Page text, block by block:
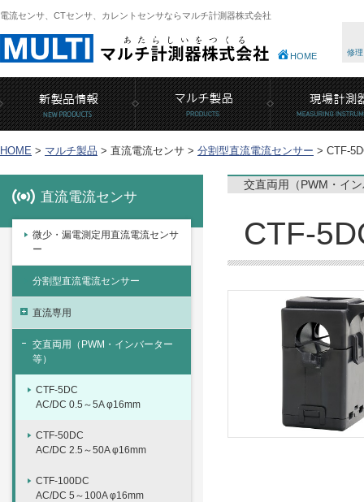
電流センサ、CTセンサ、カレントセンサならマルチ計測器株式会社
HOME 修
HOME > マルチ製品 > 直流電流センサ > 分割型直流電流センサー > CTF-
直流電流センサ
微少・漏電測定用直流電流センサ
ー
分割型直流電流センサー
直流専用
交直両用（PWM・インバーター
等）
CTF-5DC
AC/DC 0.5～5A φ16mm
CTF-50DC
AC/DC 2.5～50A φ16mm
CTF-100DC
AC/DC 5～100A φ16mm
交直両用（PWM・イ
CTF-